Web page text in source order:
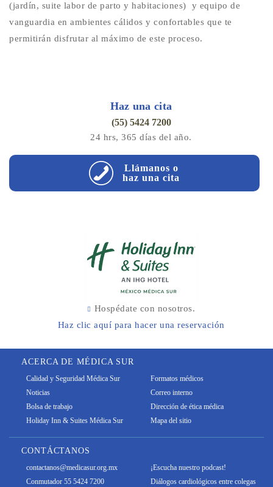
(jardín, suite labor de parto y habitaciones) y equipo de
vanguardia en ambientes cálidos y confortables que te
permitirán disfrutar al máximo de este proceso.
Haz una cita
(55) 5424 7200
24 hrs, 365 días del año.
Llámanos o
haz una cita
Hospédate con nosotros.
Haz clic aquí para hacer una reservación
ACERCA DE MÉDICA SUR
Calidad y Seguridad Médica Sur
Noticias
Bolsa de trabajo
Holiday Inn & Suites Médica Sur
Formatos médicos
Correo interno
Dirección de ética médica
Mapa del sitio
CONTÁCTANOS
contactanos@medicasur.org.mx
Conmutador 55 5424 7200
¡Escucha nuestro podcast!
Diálogos cardiológicos entre colegas